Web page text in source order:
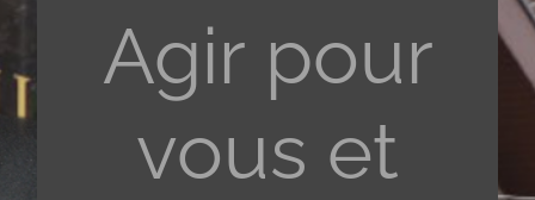
Agir pour
vous et